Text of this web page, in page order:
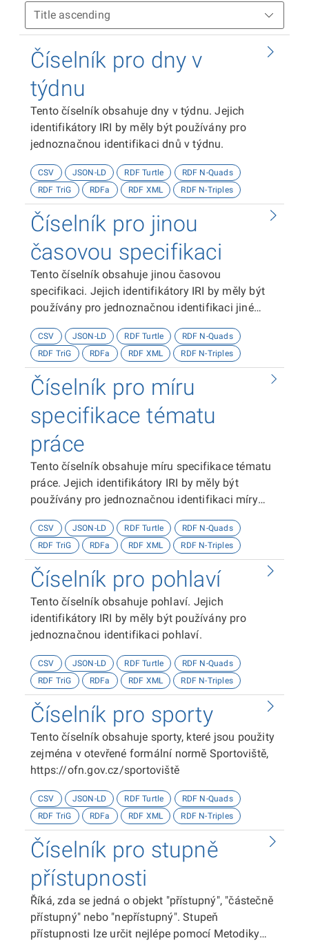
Číselník pro dny v
týdnu
Tento číselník obsahuje dny v týdnu. Jejich
identifikátory IRI by měly být používány pro
jednoznačnou identifikaci dnů v týdnu.
CSV JSON-LD RDF Turtle
RDF N-Quads
RDF TriG
RDFa RDF XML RDF N-Triples
Číselník pro jinou
časovou specifikaci
Tento číselník obsahuje jinou časovou
specifikaci. Jejich identifikátory IRI by měly být
používány pro jednoznačnou identifikaci jiné
CSV JSON-LD RDF Turtle
RDF N-Quads
RDF TriG
RDFa RDF XML RDF N-Triples
Číselník pro míru
specifikace tématu
práce
Tento číselník obsahuje míru specifikace tématu
práce. Jejich identifikátory IRI by měly být
používány pro jednoznačnou identifikaci míry
CSV JSON-LD RDF Turtle
RDF N-Quads
RDF TriG
RDFa RDF XML RDF N-Triples
Číselník pro pohlaví
Tento číselník obsahuje pohlaví. Jejich
identifikátory IRI by měly být používány pro
jednoznačnou identifikaci pohlaví.
CSV JSON-LD RDF Turtle
RDF N-Quads
RDF TriG
RDFa RDF XML RDF N-Triples
Číselník pro sporty
Tento číselník obsahuje sporty, které jsou použity
zejména v otevřené formální normě Sportoviště,
https://ofn.gov.cz/sportoviště
CSV JSON-LD RDF Turtle
RDF N-Quads
RDF TriG
RDFa RDF XML RDF N-Triples
Číselník pro stupně
přístupnosti
Říká, zda se jedná o objekt "přístupný", "částečně
přístupný" nebo "nepřístupný". Stupeň
přístupnosti lze určit nejlépe pomocí Metodiky